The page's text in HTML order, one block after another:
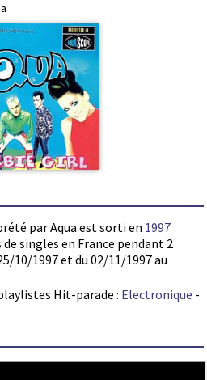
par Aqua est sorti en 1997
singles en France pendant 2
10/1997 et du 02/11/1997 au
Hit-parade : Electronique -